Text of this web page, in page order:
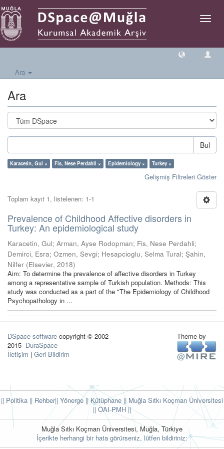
Geçiş
Ara
Ara
Bul
Karacetin, Gul × Fis, Nese Perdahli × Epidemiology × Turkey ×
Gelişmiş Filtreleri Göster
Toplam kayıt 1, listelenen: 1-1
Prevalence of Childhood Affective disorders in
Turkey: An epidemiological study
Karacetin, Gul; Arman, Ayse Rodopman; Fis, Nese Perdahli;
Demirci, Esra; Ozmen, Sevgi; Hesapcioglu, Selma Tural; Şahin,
Nilfer (Elsevier, 2018)
Aim: To determine the prevalence of affective disorders in Turkey
among a representative sample of Turkish population. Methods: This
study was conducted as a part of the "The Epidemiology of Childhood
Psychopathology in ...
DSpace software copyright © 2002-
2015 DuraSpace
İletişim | Geri Bildirim
Theme by
|| Politika || Rehber|| Yönerge|| Kütüphane || Muğla Sıtkı Koçman Üniversitesi
|| OAI-PMH ||
Muğla Sıtkı Koçman Üniversitesi, Muğla, Türkiye
İçerikte herhangi bir hata görürseniz, lütfen bildiriniz: